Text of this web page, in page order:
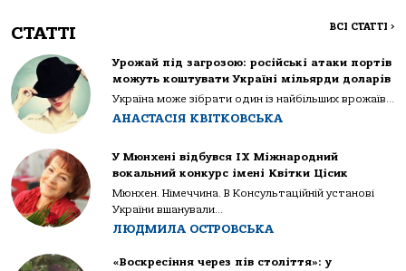
СТАТТІ ВСІ СТАТТІ >
Урожай під загрозою: російські атаки портів
можуть коштувати Україні мільярди доларів
Україна може зібрати один із найбільших врожаїв...
АНАСТАСІЯ КВІТКОВСЬКА
У Мюнхені відбувся IX Міжнародний
вокальний конкурс імені Квітки Цісик
Мюнхен. Німеччина. В Консультаційній установі
України вшанували...
ЛЮДМИЛА ОСТРОВСЬКА
«Воскресіння через пів століття»: у